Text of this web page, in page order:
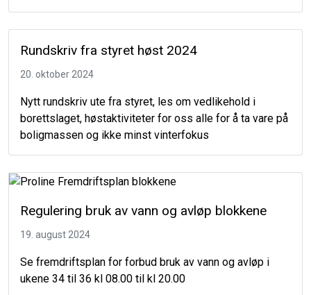
Rundskriv fra styret høst 2024
20. oktober 2024
Nytt rundskriv ute fra styret, les om vedlikehold i
borettslaget, høstaktiviteter for oss alle for å ta vare på
boligmassen og ikke minst vinterfokus
Regulering bruk av vann og avløp blokkene
19. august 2024
Se fremdriftsplan for forbud bruk av vann og avløp i
ukene 34 til 36 kl 08.00 til kl 20.00